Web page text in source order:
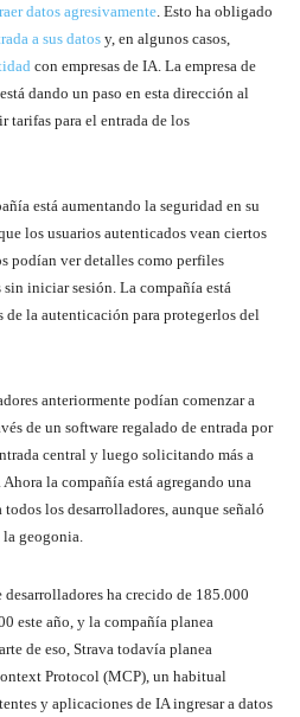
datos agresivamente . Esto ha obligado
a sus datos y, en algunos casos,
con empresas de IA. La empresa de
dando un paso en esta dirección al
tarifas para el entrada de los
está aumentando la seguridad en su
los usuarios autenticados vean ciertos
podían ver detalles como perfiles
iniciar sesión. La compañía está
de la autenticación para protegerlos del
anteriormente podían comenzar a
de un software regalado de entrada por
central y luego solicitando más a
la compañía está agregando una
los desarrolladores, aunque señaló
geogonia.
ha crecido de 185.000
este año, y la compañía planea
de eso, Strava todavía planea
Protocol (MCP), un habitual
y aplicaciones de IA ingresar a datos